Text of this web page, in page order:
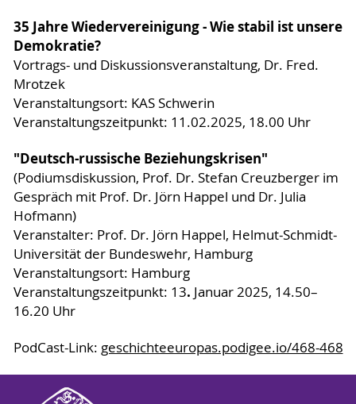
35 Jahre Wiedervereinigung - Wie stabil ist unsere
Demokratie?
Vortrags- und Diskussionsveranstaltung, Dr. Fred.
Mrotzek
Veranstaltungsort: KAS Schwerin
Veranstaltungszeitpunkt: 11.02.2025, 18.00 Uhr
"Deutsch-russische Beziehungskrisen"
(Podiumsdiskussion, Prof. Dr. Stefan Creuzberger im
Gespräch mit Prof. Dr. Jörn Happel und Dr. Julia
Hofmann)
Veranstalter: Prof. Dr. Jörn Happel, Helmut-Schmidt-
Universität der Bundeswehr, Hamburg
Veranstaltungsort: Hamburg
Veranstaltungszeitpunkt: 13. Januar 2025, 14.50–
16.20 Uhr
PodCast-Link: geschichteeuropas.podigee.io/468-468